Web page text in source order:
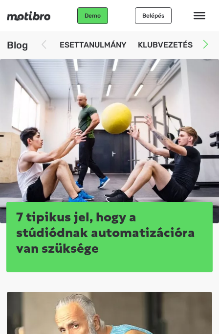
Demo Belépés
Blog ESETTANULMÁNY KLUBVEZETÉS
7 tipikus jel, hogy a
stúdiódnak automatizációra
van szüksége